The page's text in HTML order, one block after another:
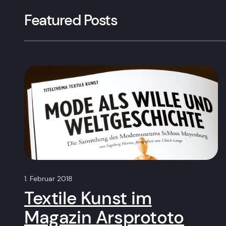
Featured Posts
1. Februar 2018
Textile Kunst im
Magazin Arsprototo